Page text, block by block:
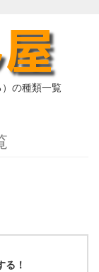
の種類一覧
！